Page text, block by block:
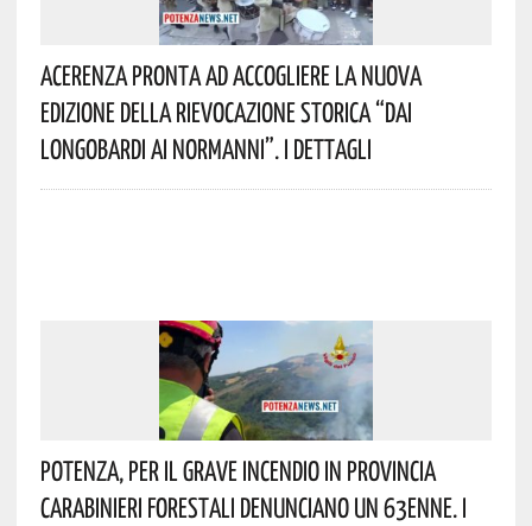
Acerenza Pronta Ad Accogliere La Nuova
Edizione Della Rievocazione Storica “Dai
Longobardi Ai Normanni”. I Dettagli
Potenza, Per Il Grave Incendio In Provincia
Carabinieri Forestali Denunciano Un 63enne. I